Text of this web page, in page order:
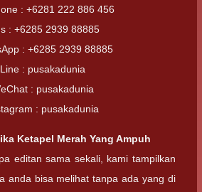
: +6281 222 886 456
: +6285 2939 88885
: +6285 2939 88885
Line : pusakadunia
: pusakadunia
: pusakadunia
Ketapel Merah Yang Ampuh
editan sama sekali, kami tampilkan
anda bisa melihat tanpa ada yang di